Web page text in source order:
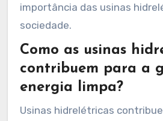
importância das usinas
sociedade.
Como as usinas
contribuem para a
energia limpa?
Usinas hidrelétricas